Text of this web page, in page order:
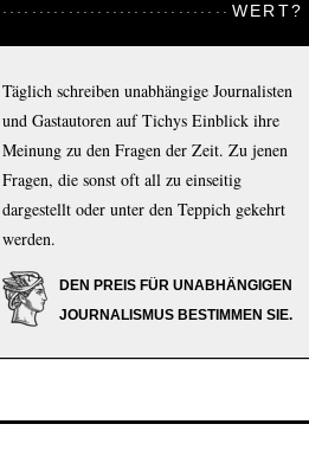
WERT?
Täglich schreiben unabhängige Journalisten
und Gastautoren auf Tichys Einblick ihre
Meinung zu den Fragen der Zeit. Zu jenen
Fragen, die sonst oft all zu einseitig
dargestellt oder unter den Teppich gekehrt
werden.
DEN PREIS FÜR UNABHÄNGIGEN
JOURNALISMUS BESTIMMEN SIE.